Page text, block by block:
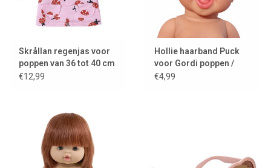
Skrållan regenjas voor
poppen van 36 tot 40 cm
€12,99
Hollie haarband Puck
voor Gordi poppen /
vintage rose
€4,99